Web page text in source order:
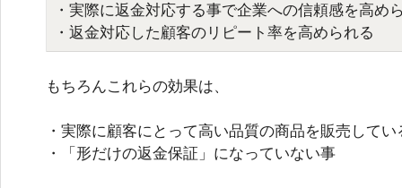
・実際に返金対応する事で企業への信頼感を高め
・返金対応した顧客のリピート率を高められる
もちろんこれらの効果は、
・実際に顧客にとって高い品質の商品を販売してい
・「形だけの返金保証」になっていない事